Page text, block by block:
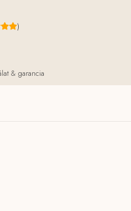
)
& garancia